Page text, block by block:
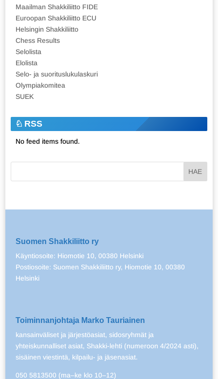
Maailman Shakkiliitto FIDE
Euroopan Shakkiliitto ECU
Helsingin Shakkiliitto
Chess Results
Selolista
Elolista
Selo- ja suorituslukulaskuri
Olympiakomitea
SUEK
RSS
No feed items found.
Suomen Shakkiliitto ry
Käyntiosoite: Hiomotie 10, 00380 Helsinki
Postiosoite: Suomen Shakkiliitto ry, Hiomotie 10, 00380
Helsinki
Toiminnanjohtaja Marko Tauriainen
kansainväliset ja järjestöasiat, sidosryhmät ja
yhteiskunnalliset asiat, Shakki-lehti (numeroon 4/2024 asti),
sisäinen viestintä, kilpailu- ja jäsenasiat.
050 5813500 (ma–ke klo 10–12)